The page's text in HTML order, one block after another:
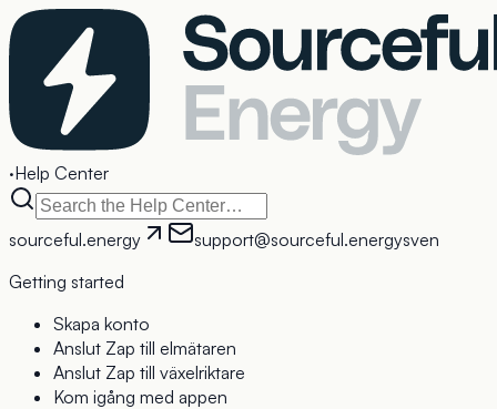
·Help Center
sourceful.energy support@sourceful.energysven
Getting started
Skapa konto
Anslut Zap till elmätaren
Anslut Zap till växelriktare
Kom igång med appen